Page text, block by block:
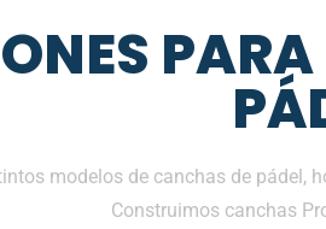
modelos de canchas de pádel,
Construimos canchas